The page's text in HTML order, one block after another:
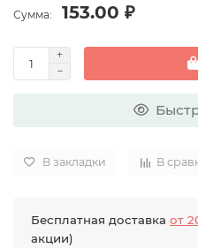
Сумма: 153.00 ₽
В закладки В
Бесплатная доставка от
акции)